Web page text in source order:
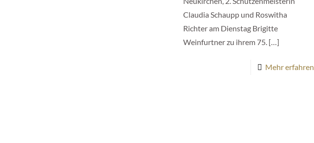
Claudia Schaupp und Roswitha
Richter am Dienstag Brigitte
Weinfurtner zu ihrem 75. […]
Mehr erfahren